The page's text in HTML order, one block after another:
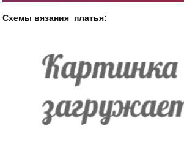
Схемы вязания платья: